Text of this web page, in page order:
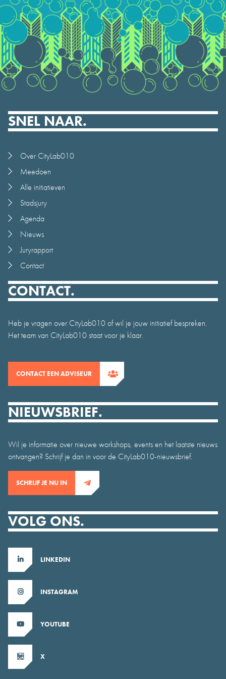
SNEL NAAR.
Over CityLab010
Meedoen
Alle initiatieven
Stadsjury
Agenda
Nieuws
Juryrapport
Contact
CONTACT.
Heb je vragen over CityLab010 of wil je jouw initiatief bespreken.
Het team van CityLab010 staat voor je klaar.
CONTACT EEN ADVISEUR
NIEUWSBRIEF.
Wil je informatie over nieuwe workshops, events en het laatste nieuws
ontvangen? Schrijf je dan in voor de CityLab010-nieuwsbrief.
SCHRIJF JE NU IN
VOLG ONS.
LINKEDIN
INSTAGRAM
YOUTUBE
X